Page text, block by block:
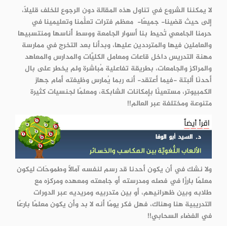
لا يمكننا الشروع في تناول هذه المقالة دون الرجوع للخلف قليلًا،
إلى حيث قضينا- جميعًا- معظم فترات تعلُّمنا وتعليمينا في
حرمنا الجامعي تُحيط بنا أسوار الجامعة ووسط أُناسها ومنتسبيها
والعاملين فيها والمترددين عليها، وبدأنا بعد التخرج في ممارسة
مهنة التدريس داخل قاعات ومعامل الكليَّات والمدارس والمعاهد
والمراكز والجامعات، بطريقة تفاعلية مُباشرة ولم يخطر على بال
أحدنَا ألبتة -فيما أعتقد- أنه ربما يُمارس وظيفته أمام جهاز
الكمبيوتر، مستعينًا بإمكانات الشابكة، ومعلمًا لجنسيات كثيرة
متنوعة ومختلفة عبر العالم!!
ولا نشك في أن يكون أحدنا قد رسم لنفسه آمالًا وطموحَات ليكون
معلمًا بارزًا في فصله ومدرسته أو جامعته ومعهده ومركزه مع
طلابه وبين ظهرانيهم، أو بين متدربيه ومريديه عبر الدورات
التدريبية هنا وهناك، فهل فكر يومًا أنه لا بد وأن يكون معلمًا بارعًا
في الفضاء السحابي!!